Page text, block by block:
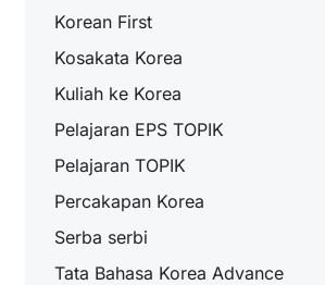
Korean First
Kosakata Korea
Kuliah ke Korea
Pelajaran EPS TOPIK
Pelajaran TOPIK
Percakapan Korea
Serba serbi
Tata Bahasa Korea Advance